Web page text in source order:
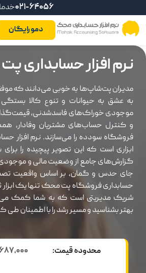
021-64056
دمو رایگان
نرم افزار حسابداری
مدیران پت‌شاپ‌ها به خوبی می‌دانند که
به عشق به حیوانات و تنوع کالا
موجودی خوراک‌های فاسدشدنی،
و کنترل حساب‌های مشتریان وفادار،
فروشگاه سودده را می‌سازند. نرم افزار
ابزاری است که این تصویر پیچیده را
گزارش‌های جامع از وضعیت مالی و موجودی
جای حدس و گمان، بر اساس واقعیت
حسابداری فروشگاه پت محک تنها یک
شریک مدیریتی است که به شما کمک
بهتر بشناسید و مسیر رشد را با اطمینان طی
محدوده قیمت: